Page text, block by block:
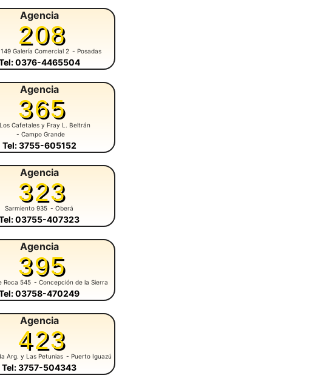
Agencia
208
Galería Comercial 2 - Posadas
0376-4465504
Agencia
365
Cafetales y Fray L. Beltrán
- Campo Grande
Tel: 3755-605152
Agencia
323
Sarmiento 935 - Oberá
03755-407323
Agencia
395
Roca 545 - Concepción de la Sierra
03758-470249
Agencia
423
Arg. y Las Petunias - Puerto Iguazú
Tel: 3757-504343